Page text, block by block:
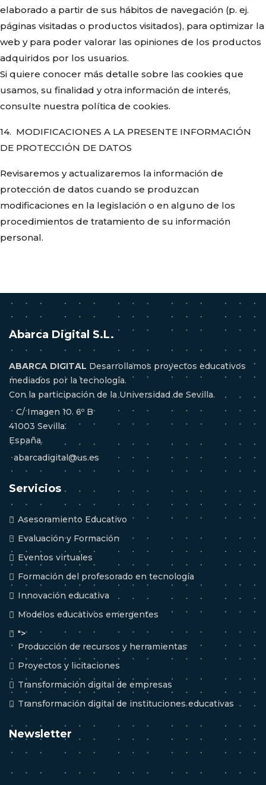
elaborado a partir de sus hábitos de navegación (p. ej.
páginas visitadas o productos visitados), para optimizar la
web y para poder valorar las opiniones de los productos
adquiridos por los usuarios.
Si quiere conocer más detalle sobre las cookies que
usamos, su finalidad y otra información de interés,
consulte nuestra política de cookies.
14. MODIFICACIONES A LA PRESENTE INFORMACIÓN
DE PROTECCIÓN DE DATOS
Revisaremos y actualizaremos la información de
protección de datos cuando se produzcan
modificaciones en la legislación o en alguno de los
procedimientos de tratamiento de su información
personal.
Abarca Digital S.L.
ABARCA DIGITAL Desarrollamos proyectos educativos
mediados por la tecnología.
Con la participación de la Universidad de Sevilla.
C/ Imagen 10. 6º B
41003 Sevilla.
España.
abarcadigital@us.es
Servicios
Asesoramiento Educativo
Evaluación y Formación
Eventos virtuales
Formación del profesorado en tecnología
Innovación educativa
Modelos educativos emergentes
">
Producción de recursos y herramientas
Proyectos y licitaciones
Transformación digital de empresas
Transformación digital de instituciones educativas
Newsletter